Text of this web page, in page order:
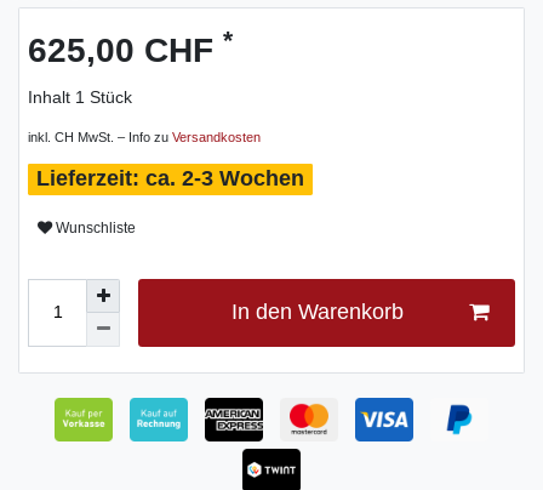
625,00 CHF *
Inhalt 1 Stück
inkl. CH MwSt. – Info zu Versandkosten
ca. 2-3 Wochen
Wunschliste
In den Warenkorb